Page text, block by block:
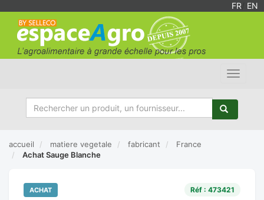
FR EN
Toggle
accueil matiere vegetale fabricant
France
Achat Sauge Blanche
ACHAT Réf : 473421